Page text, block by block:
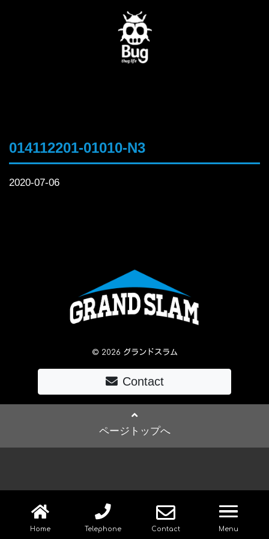
Home Telephone Contact Menu
014112201-01010-N3
2020-07-06
© 2026 グランドスラム
Contact
ページトップへ